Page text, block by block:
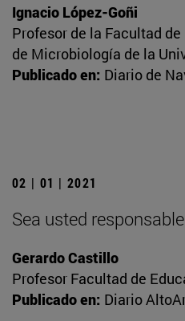
Ignacio López-Goñi
Profesor de la Facultad
de Microbiología de la
Publicado en: Diario de
02 | 01 | 2021
Sea usted responsable
Gerardo Castillo
Profesor Facultad de
Publicado en: Diario